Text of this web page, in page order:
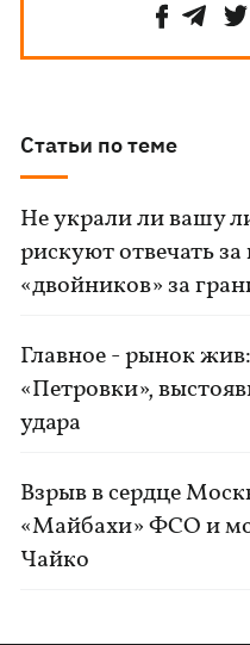
Статьи по теме
Не украли ли вашу
рискуют отвечать
«двойников» за
Главное - рынок
«Петровки»,
удара
Взрыв в сердце
«Майбахи» ФСО и
Чайко